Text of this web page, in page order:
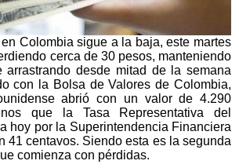
Colombia sigue a la baja, este martes
cerca de 30 pesos, manteniendo
arrastrando desde mitad de la semana
con la Bolsa de Valores de Colombia,
abrió con un valor de 4.290
que la Tasa Representativa del
hoy por la Superintendencia Financiera
41 centavos. Siendo esta es la segunda
comienza con pérdidas.